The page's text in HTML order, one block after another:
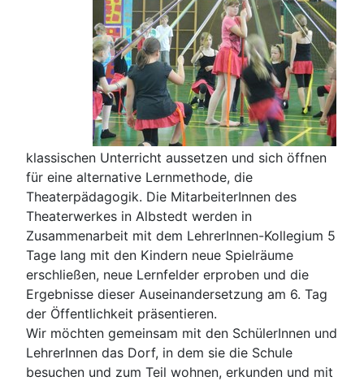
klassischen Unterricht aussetzen und sich öffnen
für eine alternative Lernmethode, die
Theaterpädagogik. Die MitarbeiterInnen des
Theaterwerkes in Albstedt werden in
Zusammenarbeit mit dem LehrerInnen-Kollegium 5
Tage lang mit den Kindern neue Spielräume
erschließen, neue Lernfelder erproben und die
Ergebnisse dieser Auseinandersetzung am 6. Tag
der Öffentlichkeit präsentieren.
Wir möchten gemeinsam mit den SchülerInnen und
LehrerInnen das Dorf, in dem sie die Schule
besuchen und zum Teil wohnen, erkunden und mit